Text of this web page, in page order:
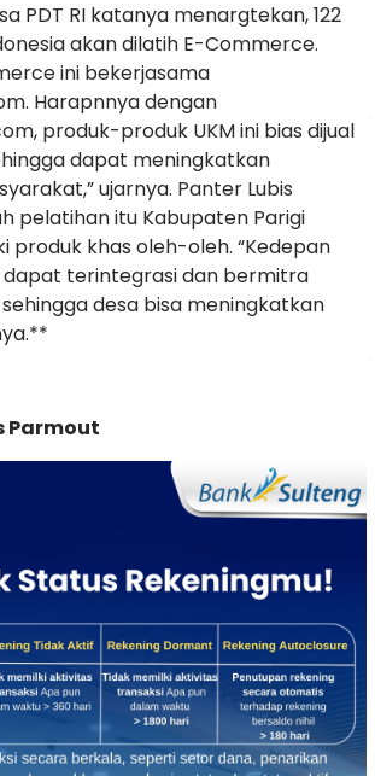
PDT RI katanya menargtekan, 122
akan dilatih E-Commerce.
ini bekerjasama
Harapnnya dengan
produk-produk UKM ini bias dijual
dapat meningkatkan
ujarnya. Panter Lubis
pelatihan itu Kabupaten Parigi
produk khas oleh-oleh. “Kedepan
dapat terintegrasi dan bermitra
sehingga desa bisa meningkatkan
Parmout